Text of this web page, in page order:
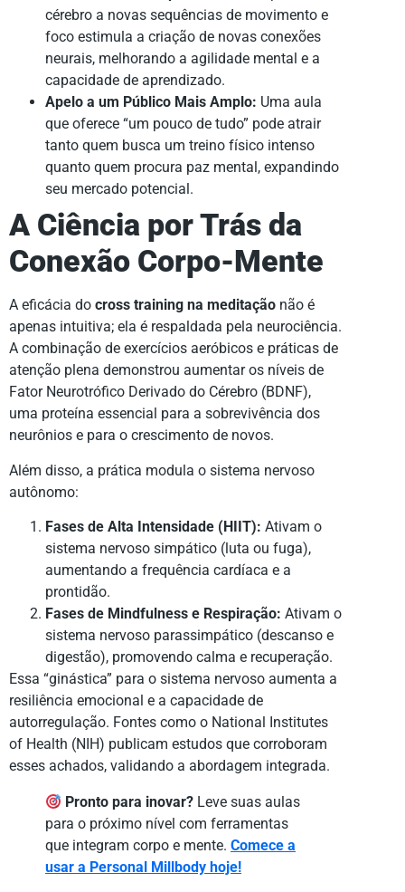
cérebro a novas sequências de movimento e
foco estimula a criação de novas conexões
neurais, melhorando a agilidade mental e a
capacidade de aprendizado.
Apelo a um Público Mais Amplo: Uma aula
que oferece “um pouco de tudo” pode atrair
tanto quem busca um treino físico intenso
quanto quem procura paz mental, expandindo
seu mercado potencial.
A Ciência por Trás da
Conexão Corpo-Mente
A eficácia do cross training na meditação não é
apenas intuitiva; ela é respaldada pela neurociência.
A combinação de exercícios aeróbicos e práticas de
atenção plena demonstrou aumentar os níveis de
Fator Neurotrófico Derivado do Cérebro (BDNF),
uma proteína essencial para a sobrevivência dos
neurônios e para o crescimento de novos.
Além disso, a prática modula o sistema nervoso
autônomo:
Fases de Alta Intensidade (HIIT): Ativam o
sistema nervoso simpático (luta ou fuga),
aumentando a frequência cardíaca e a
prontidão.
Fases de Mindfulness e Respiração: Ativam o
sistema nervoso parassimpático (descanso e
digestão), promovendo calma e recuperação.
Essa “ginástica” para o sistema nervoso aumenta a
resiliência emocional e a capacidade de
autorregulação. Fontes como o National Institutes
of Health (NIH) publicam estudos que corroboram
esses achados, validando a abordagem integrada.
Pronto para inovar? Leve suas aulas
para o próximo nível com ferramentas
que integram corpo e mente. Comece a
usar a Personal Millbody hoje!